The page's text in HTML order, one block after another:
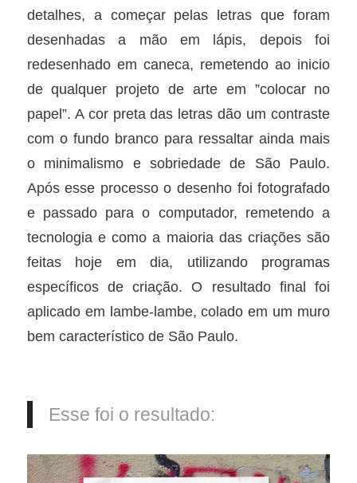
detalhes, a começar pelas letras que foram
desenhadas a mão em lápis, depois foi
redesenhado em caneca, remetendo ao inicio
de qualquer projeto de arte em ”colocar no
papel”. A cor preta das letras dão um contraste
com o fundo branco para ressaltar ainda mais
o minimalismo e sobriedade de São Paulo.
Após esse processo o desenho foi fotografado
e passado para o computador, remetendo a
tecnologia e como a maioria das criações são
feitas hoje em dia, utilizando programas
específicos de criação. O resultado final foi
aplicado em lambe-lambe, colado em um muro
bem característico de São Paulo.
Esse foi o resultado: